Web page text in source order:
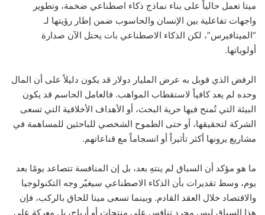
ميتا تعمل حالياً على بناء نماذج ذكاء اصطناعي ضخمة، وتطوير
واجهات تفاعلية بين الإنسان والحاسوب ضمن إطار رؤيتها لـ
“الميتافيرس”، لكن الذكاء الاصطناعي بات يحتل الآن صدارة
أولوياتها.
الرفض الذي قوبل به عرض المليار دولار قد يكون دليلاً على أن المال
وحده لم يعد كافياً لاستقطاب المواهب. فالعامل الحاسم قد يكون
البيئة التي تُمنح فيها حرية البحث، أو الأهداف الأخلاقية التي تسعى
الشركة لتحقيقها، أو حتى الطموح الشخصي للباحثين للمساهمة في
مشاريع يرونها أكثر تأثيراً أو انسجاماً مع قناعاتهم.
ما هو مؤكد أن السباق لم ينتهِ بعد، بل إن المنافسة تتصاعد يومًا بعد
يوم، وسط تقديرات بأن الذكاء الاصطناعي سيغيّر وجه التكنولوجيا
والاقتصاد خلال العقد القادم. وبينما تسعى ميتا للحاق بالركب، فإن
هذا السباق ليس مجرد تنافس على منتجات أو أرباح، بل معركة على